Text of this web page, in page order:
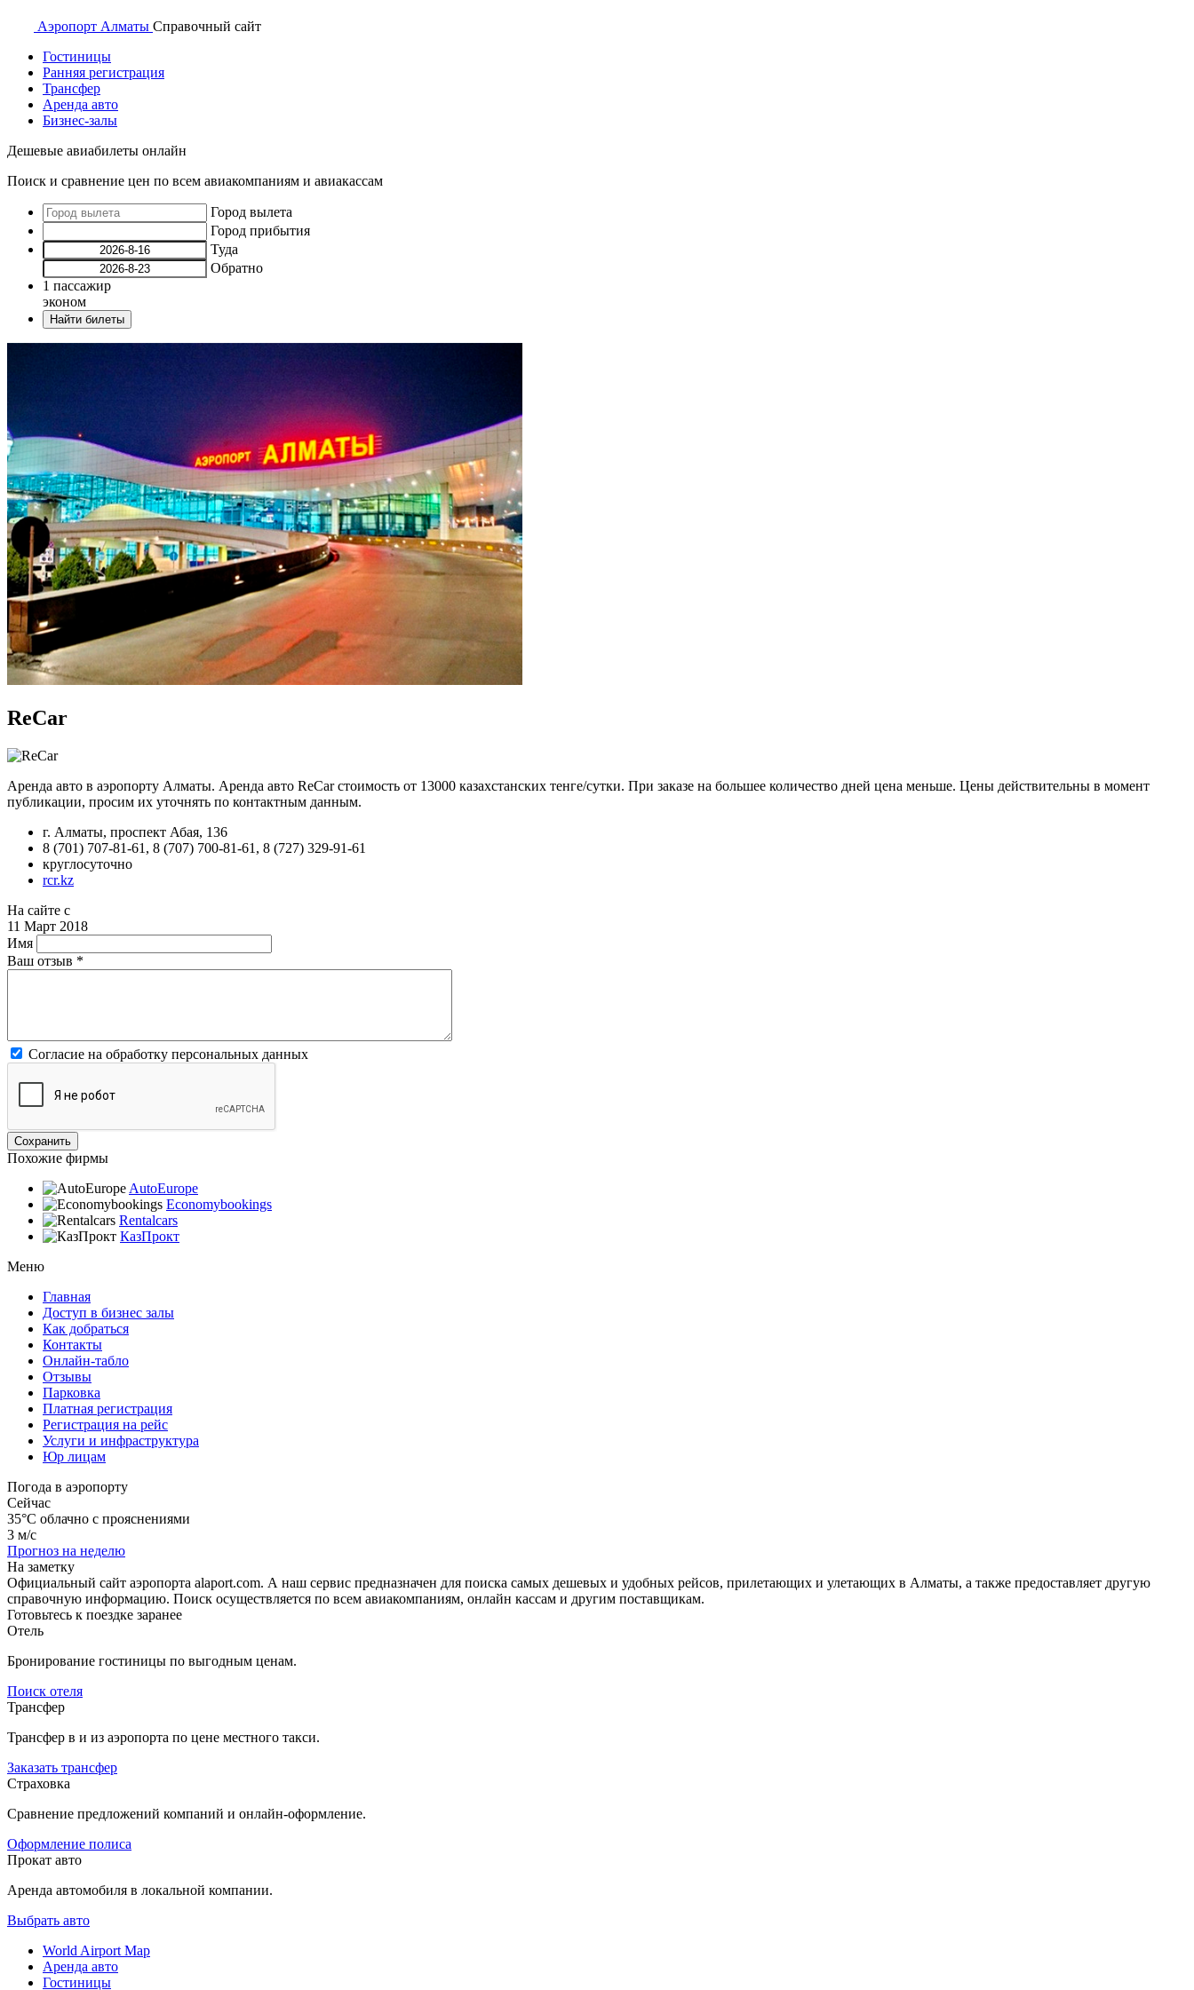
Аэропорт Алматы Справочный сайт
Гостиницы
Ранняя регистрация
Трансфер
Аренда авто
Бизнес-залы
Дешевые авиабилеты онлайн
Поиск и сравнение цен по всем авиакомпаниям и авиакассам
Город вылета
Город прибытия
Туда
Обратно
1 пассажир
эконом
Найти билеты
ReCar
Аренда авто в аэропорту Алматы. Аренда авто ReCar стоимость от 13000 казахстанских тенге/сутки. При заказе на большее количество дней цена меньше. Цены действительны в момент
публикации, просим их уточнять по контактным данным.
г. Алматы, проспект Абая, 136
8 (701) 707-81-61, 8 (707) 700-81-61, 8 (727) 329-91-61
круглосуточно
rcr.kz
На сайте с
11 Март 2018
Имя
Ваш отзыв *
Согласие на обработку персональных данных
Похожие фирмы
AutoEurope
Economybookings
Rentalcars
КазПрокт
Меню
Главная
Доступ в бизнес залы
Как добраться
Контакты
Онлайн-табло
Отзывы
Парковка
Платная регистрация
Регистрация на рейс
Услуги и инфраструктура
Юр лицам
Погода в аэропорту
Сейчас
35°C облачно с прояснениями
3 м/с
Прогноз на неделю
На заметку
Официальный сайт аэропорта alaport.com. А наш сервис предназначен для поиска самых дешевых и удобных рейсов, прилетающих и улетающих в Алматы, а также предоставляет другую
справочную информацию. Поиск осуществляется по всем авиакомпаниям, онлайн кассам и другим поставщикам.
Готовьтесь к поездке заранее
Отель
Бронирование гостиницы по выгодным ценам.
Поиск отеля
Трансфер
Трансфер в и из аэропорта по цене местного такси.
Заказать трансфер
Страховка
Сравнение предложений компаний и онлайн-оформление.
Оформление полиса
Прокат авто
Аренда автомобиля в локальной компании.
Выбрать авто
World Airport Map
Аренда авто
Гостиницы